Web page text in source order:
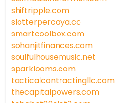
shiftripple.com
slotterpercaya.co
smartcoolbox.com
sohanjitfinances.com
soulfulhousemusic.net
sparklooms.com
tacticalcontractingllc.com
thecapitalpowers.com